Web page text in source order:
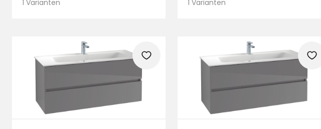
1 Varianten 1 Varianten
heart heart